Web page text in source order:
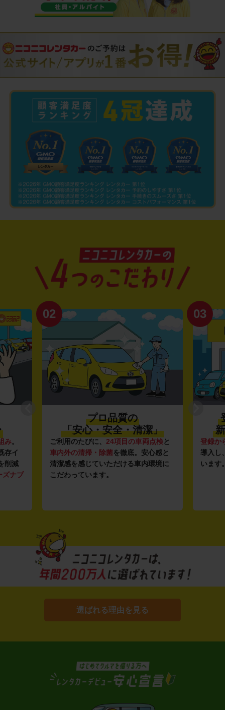
み。
存イ
削減
ズナブ
02
プロ品質の
「安心・安全・清潔」
ご利用のたびに、 24項目の車両点検と
車内外の清掃・除菌を徹底。安心感と
清潔感を感じていただける車内環境に
こだわっています。
03
登録か
導入し
います
選ばれる理由を見る